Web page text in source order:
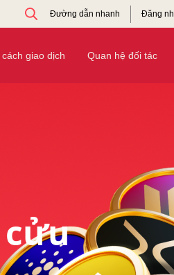
Đường dẫn nhanh Đăng
cách giao dịch Quan hệ đối tác